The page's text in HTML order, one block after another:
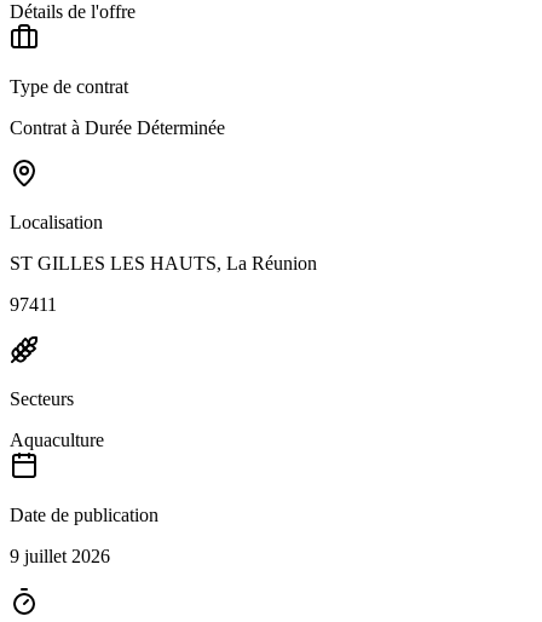
Détails de l'offre
Type de contrat
Contrat à Durée Déterminée
Localisation
ST GILLES LES HAUTS, La Réunion
97411
Secteurs
Aquaculture
Date de publication
9 juillet 2026